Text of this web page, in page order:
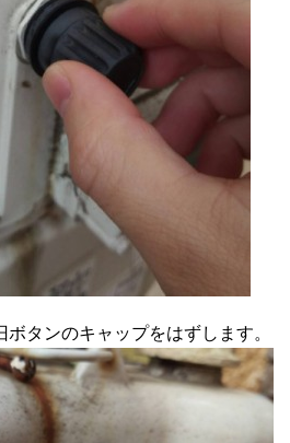
ボタンのキャップをはずします。